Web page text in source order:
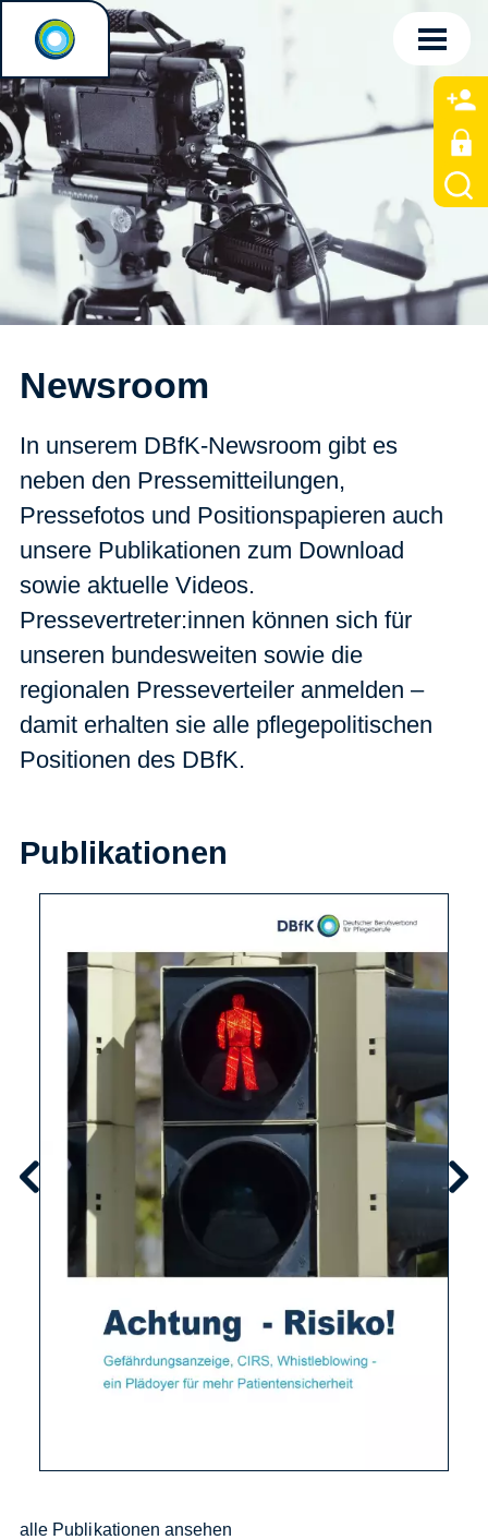
Newsroom
In unserem DBfK-Newsroom gibt es
neben den Pressemitteilungen,
Pressefotos und Positionspapieren auch
unsere Publikationen zum Download
sowie aktuelle Videos.
Pressevertreter:innen können sich für
unseren bundesweiten sowie die
regionalen Presseverteiler anmelden –
damit erhalten sie alle pflegepolitischen
Positionen des DBfK.
Publikationen
alle Publikationen ansehen